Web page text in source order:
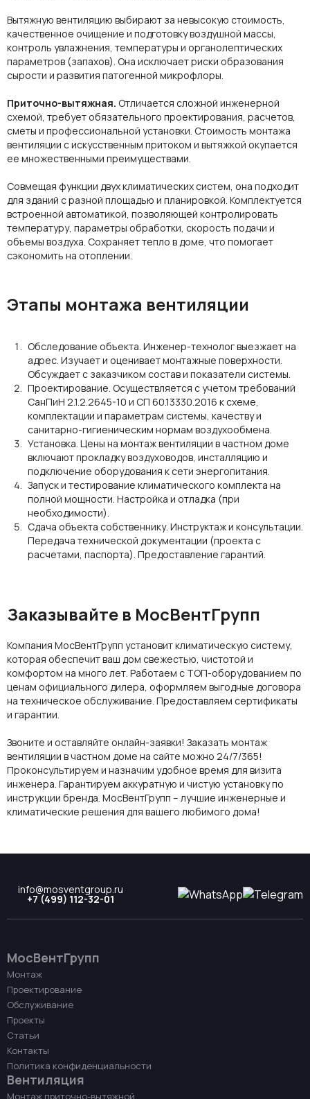
Вытяжную вентиляцию выбирают за невысокую стоимость,
качественное очищение и подготовку воздушной массы,
контроль увлажнения, температуры и органолептических
параметров (запахов). Она исключает риски образования
сырости и развития патогенной микрофлоры.
Приточно-вытяжная. Отличается сложной инженерной
схемой, требует обязательного проектирования, расчетов,
сметы и профессиональной установки. Стоимость монтажа
вентиляции с искусственным притоком и вытяжкой окупается
ее множественными преимуществами.
Совмещая функции двух климатических систем, она подходит
для зданий с разной площадью и планировкой. Комплектуется
встроенной автоматикой, позволяющей контролировать
температуру, параметры обработки, скорость подачи и
объемы воздуха. Сохраняет тепло в доме, что помогает
сэкономить на отоплении.
Этапы монтажа вентиляции
Обследование объекта. Инженер-технолог выезжает на
адрес. Изучает и оценивает монтажные поверхности.
Обсуждает с заказчиком состав и показатели системы.
Проектирование. Осуществляется с учетом требований
СанПиН 2.1.2.2645-10 и СП 60.13330.2016 к схеме,
комплектации и параметрам системы, качеству и
санитарно-гигиеническим нормам воздухообмена.
Установка. Цены на монтаж вентиляции в частном доме
включают прокладку воздуховодов, инсталляцию и
подключение оборудования к сети энергопитания.
Запуск и тестирование климатического комплекта на
полной мощности. Настройка и отладка (при
необходимости).
Сдача объекта собственнику. Инструктаж и консультации.
Передача технической документации (проекта с
расчетами, паспорта). Предоставление гарантий.
Заказывайте в МосВентГрупп
Компания МосВентГрупп установит климатическую систему,
которая обеспечит ваш дом свежестью, чистотой и
комфортом на много лет. Работаем с ТОП-оборудованием по
ценам официального дилера, оформляем выгодные договора
на техническое обслуживание. Предоставляем сертификаты
и гарантии.
Звоните и оставляйте онлайн-заявки! Заказать монтаж
вентиляции в частном доме на сайте можно 24/7/365!
Проконсультируем и назначим удобное время для визита
инженера. Гарантируем аккуратную и чистую установку по
инструкции бренда. МосВентГрупп – лучшие инженерные и
климатические решения для вашего любимого дома!
info@mosventgroup.ru
+7 (499) 112-32-01
МосВентГрупп
Монтаж
Проектирование
Обслуживание
Проекты
Статьи
Контакты
Политика конфиденциальности
Вентиляция
Монтаж приточно-вытяжной